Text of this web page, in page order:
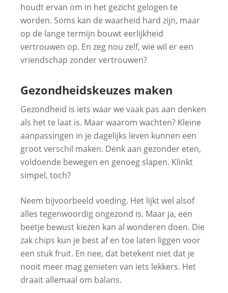
houdt ervan om in het gezicht gelogen te
worden. Soms kan de waarheid hard zijn, maar
op de lange termijn bouwt eerlijkheid
vertrouwen op. En zeg nou zelf, wie wil er een
vriendschap zonder vertrouwen?
Gezondheidskeuzes maken
Gezondheid is iets waar we vaak pas aan denken
als het te laat is. Maar waarom wachten? Kleine
aanpassingen in je dagelijks leven kunnen een
groot verschil maken. Denk aan gezonder eten,
voldoende bewegen en genoeg slapen. Klinkt
simpel, toch?
Neem bijvoorbeeld voeding. Het lijkt wel alsof
alles tegenwoordig ongezond is. Maar ja, een
beetje bewust kiezen kan al wonderen doen. Die
zak chips kun je best af en toe laten liggen voor
een stuk fruit. En nee, dat betekent niet dat je
nooit meer mag genieten van iets lekkers. Het
draait allemaal om balans.